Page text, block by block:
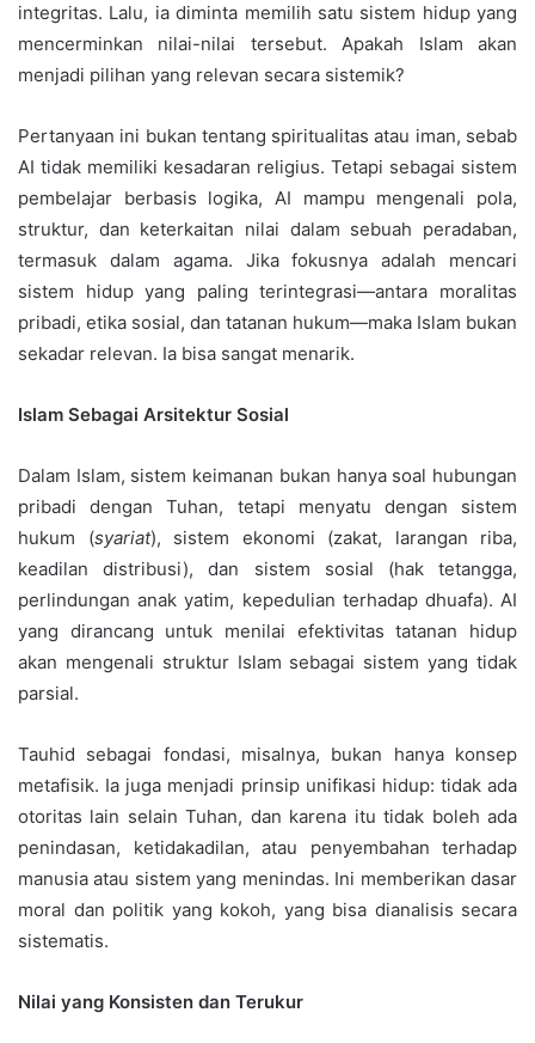
integritas. Lalu, ia diminta memilih satu sistem hidup yang
mencerminkan nilai-nilai tersebut. Apakah Islam akan
menjadi pilihan yang relevan secara sistemik?
Pertanyaan ini bukan tentang spiritualitas atau iman, sebab
AI tidak memiliki kesadaran religius. Tetapi sebagai sistem
pembelajar berbasis logika, AI mampu mengenali pola,
struktur, dan keterkaitan nilai dalam sebuah peradaban,
termasuk dalam agama. Jika fokusnya adalah mencari
sistem hidup yang paling terintegrasi—antara moralitas
pribadi, etika sosial, dan tatanan hukum—maka Islam bukan
sekadar relevan. Ia bisa sangat menarik.
Islam Sebagai Arsitektur Sosial
Dalam Islam, sistem keimanan bukan hanya soal hubungan
pribadi dengan Tuhan, tetapi menyatu dengan sistem
hukum (syariat), sistem ekonomi (zakat, larangan riba,
keadilan distribusi), dan sistem sosial (hak tetangga,
perlindungan anak yatim, kepedulian terhadap dhuafa). AI
yang dirancang untuk menilai efektivitas tatanan hidup
akan mengenali struktur Islam sebagai sistem yang tidak
parsial.
Tauhid sebagai fondasi, misalnya, bukan hanya konsep
metafisik. Ia juga menjadi prinsip unifikasi hidup: tidak ada
otoritas lain selain Tuhan, dan karena itu tidak boleh ada
penindasan, ketidakadilan, atau penyembahan terhadap
manusia atau sistem yang menindas. Ini memberikan dasar
moral dan politik yang kokoh, yang bisa dianalisis secara
sistematis.
Nilai yang Konsisten dan Terukur